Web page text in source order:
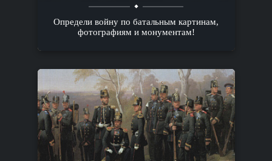
Определи войну по батальным картинам,
фотографиям и монументам!